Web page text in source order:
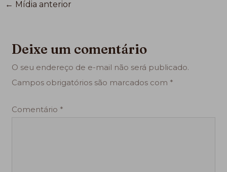
← Mídia anterior
Deixe um comentário
O seu endereço de e-mail não será publicado.
Campos obrigatórios são marcados com *
Comentário *